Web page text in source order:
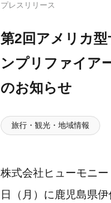
プレスリリース
第2回アメリカ
ンプリファイア
のお知らせ
旅行・観光・地域情報
株式会社ヒューモニ
日（月）に鹿児島県